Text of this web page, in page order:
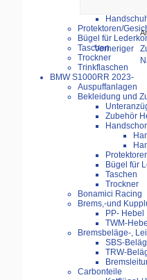
Protektoren/
Bügel für
Taschen
Trockner
Trinkflaschen
BMW S1000RR 2023-
Auspuffanlagen
Bekleidung und
Zubehör
Bügel für
Taschen
Trockner
Bonamici Racing
Brems,-und
PP- Hebel
TWM-Hebel
Bremsbeläge-,
SBS-
TRW-
Carbonteile
Vorheriger